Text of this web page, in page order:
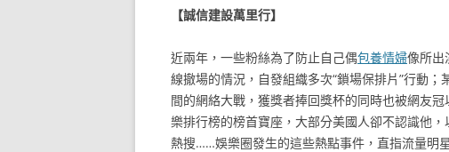
【誠信建設萬里行】
近兩年，一些粉絲為了防止自己偶包養情婦像所出
線撤場的情況，自發組織多次“鎖場保排片”行動
間的網絡大戰，獲獎者捧回獎杯的同時也被網友冠
樂排行榜的榜首寶座，大部分美國人卻不認識他
熱搜……娛樂圈發生的這些熱點事件，直指流量明